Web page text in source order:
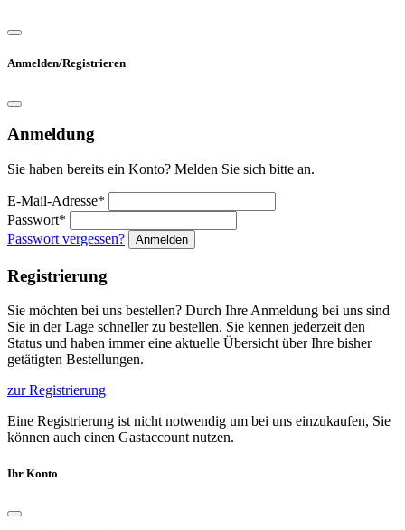
Anmelden/Registrieren
Anmeldung
Sie haben bereits ein Konto? Melden Sie sich bitte an.
E-Mail-Adresse*
Passwort*
Passwort vergessen?
Anmelden
Registrierung
Sie möchten bei uns bestellen? Durch Ihre Anmeldung bei uns sind
Sie in der Lage schneller zu bestellen. Sie kennen jederzeit den
Status und haben immer eine aktuelle Übersicht über Ihre bisher
getätigten Bestellungen.
zur Registrierung
Eine Registrierung ist nicht notwendig um bei uns einzukaufen, Sie
können auch einen Gastaccount nutzen.
Ihr Konto